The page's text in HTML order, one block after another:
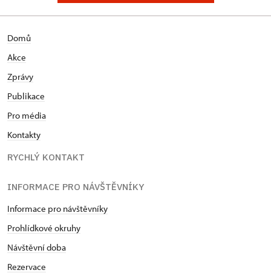
Domů
Akce
Zprávy
Publikace
Pro média
Kontakty
RYCHLÝ KONTAKT
INFORMACE PRO NÁVŠTĚVNÍKY
Informace pro návštěvníky
Prohlídkové okruhy
Návštěvní doba
Rezervace